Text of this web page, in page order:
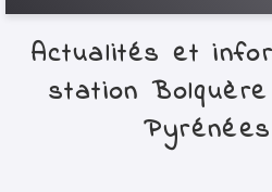
Actualités et
station